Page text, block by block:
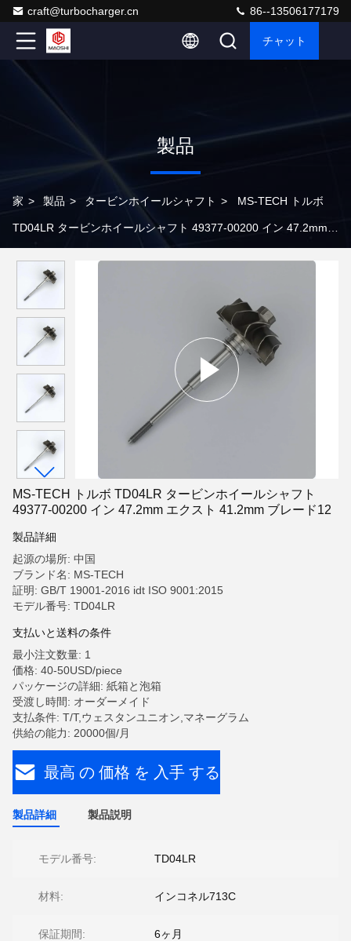
craft@turbocharger.cn 86--13506177179
チャット
製品
家 > 製品 > タービンホイールシャフト > MS-TECH トルボ
TD04LR タービンホイールシャフト 49377-00200 イン 47.2mm
MS-TECH トルボ TD04LR タービンホイールシャフト
49377-00200 イン 47.2mm エクスト 41.2mm ブレード12
製品詳細
起源の場所: 中国
ブランド名: MS-TECH
証明: GB/T 19001-2016 idt ISO 9001:2015
モデル番号: TD04LR
支払いと送料の条件
最小注文数量: 1
価格: 40-50USD/piece
パッケージの詳細: 紙箱と泡箱
受渡し時間: オーダーメイド
支払条件: T/T,ウェスタンユニオン,マネーグラム
供給の能力: 20000個/月
最高 の 価格 を 入手 する
製品詳細 製品説明
モデル番号: TD04LR
材料: インコネル713C
保証期間: 6ヶ月